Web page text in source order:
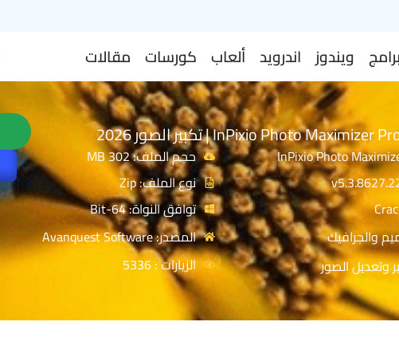
برامج ويندوز اندرويد ألعاب كورسات مقالات
والجرافيك
وتعديل الصور
حجم الملف: 302 MB
نوع الملف: Zip
توافق النواة: 64-Bit
المصدر: Avanquest Software
الزيارات : 5336